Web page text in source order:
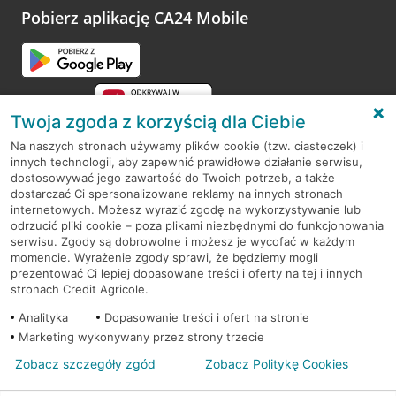
opinie.
Pobierz aplikację CA24 Mobile
RODO
Regulamin serwisu
Mapa serwisu
PolitykaCookies
© 2026 Credit Agricole Bank Polska S.A. Wszelkie prawa zastrzeżone
Twoja zgoda z korzyścią dla Ciebie
Na naszych stronach używamy plików cookie (tzw. ciasteczek) i
innych technologii, aby zapewnić prawidłowe działanie serwisu,
dostosowywać jego zawartość do Twoich potrzeb, a także
dostarczać Ci spersonalizowane reklamy na innych stronach
internetowych. Możesz wyrazić zgodę na wykorzystywanie lub
odrzucić pliki cookie – poza plikami niezbędnymi do funkcjonowania
serwisu. Zgody są dobrowolne i możesz je wycofać w każdym
momencie. Wyrażenie zgody sprawi, że będziemy mogli
prezentować Ci lepiej dopasowane treści i oferty na tej i innych
stronach Credit Agricole.
Analityka
Dopasowanie treści i ofert na stronie
Marketing wykonywany przez strony trzecie
Zobacz szczegóły zgód Zobacz Politykę Cookies